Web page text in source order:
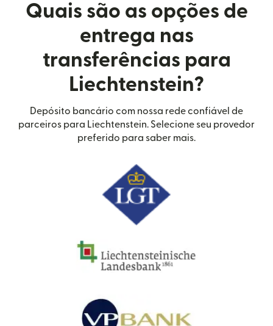
Quais são as opções de
entrega nas
transferências para
Liechtenstein?
Depósito bancário com nossa rede confiável de
parceiros para Liechtenstein. Selecione seu provedor
preferido para saber mais.